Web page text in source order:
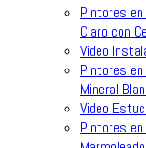
Pintores
Claro con
Video
Pintores
Mineral
Video
Pintores